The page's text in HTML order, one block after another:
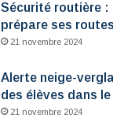
Sécurité routière :
prépare ses
21 novembre 2024
Alerte neige-
des élèves dans
21 novembre 2024